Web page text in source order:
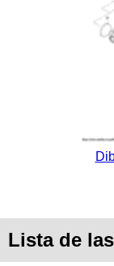
Lista de